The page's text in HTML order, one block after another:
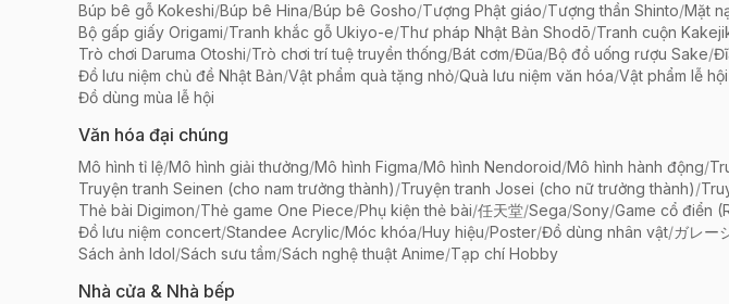
Búp bê gỗ Kokeshi/Búp bê Hina/Búp bê Gosho/Tượng Phật giáo/Tượng thần Shinto/Mặt
Bộ gấp giấy Origami/Tranh khắc gỗ Ukiyo-e/Thư pháp Nhật Bản Shodō/Tranh cuộn
Trò chơi Daruma Otoshi/Trò chơi trí tuệ truyền thống/Bát cơm/Đũa/Bộ đồ uống rượu Sake/
Đồ lưu niệm chủ đề Nhật Bản/Vật phẩm quà tặng nhỏ/Quà lưu niệm văn hóa/Vật phẩm lễ
Đồ dùng mùa lễ hội
Văn hóa đại chúng
Mô hình tỉ lệ/Mô hình giải thưởng/Mô hình Figma/Mô hình Nendoroid/Mô hình hành động/
Truyện tranh Seinen (cho nam trưởng thành)/Truyện tranh Josei (cho nữ trưởng thành)/
Thẻ bài Digimon/Thẻ game One Piece/Phụ kiện thẻ bài/任天堂/Sega/Sony/Game cổ điển
Đồ lưu niệm concert/Standee Acrylic/Móc khóa/Huy hiệu/Poster/Đồ dùng nhân vật/ガレー
Sách ảnh Idol/Sách sưu tầm/Sách nghệ thuật Anime/Tạp chí Hobby
Nhà cửa & Nhà bếp